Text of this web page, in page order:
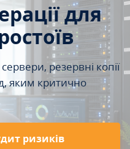
для
резервні копії
яким критично
ризиків